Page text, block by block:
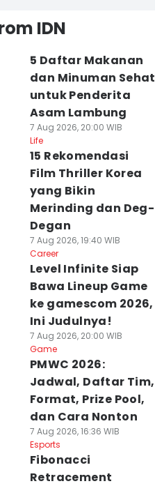
IDN
5 Daftar Makanan
dan Minuman Sehat
untuk Penderita
Asam Lambung
7 Aug 2026, 20:00 WIB
Life
15 Rekomendasi
Film Thriller Korea
yang Bikin
Merinding dan Deg-
Degan
7 Aug 2026, 19:40 WIB
Career
Level Infinite Siap
Bawa Lineup Game
ke gamescom 2026,
Ini Judulnya!
7 Aug 2026, 20:00 WIB
Game
PMWC 2026:
Jadwal, Daftar Tim,
Format, Prize Pool,
dan Cara Nonton
7 Aug 2026, 16:36 WIB
Esports
Fibonacci
Retracement